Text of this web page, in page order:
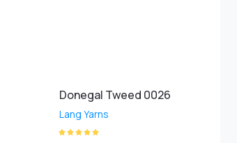
Donegal Tweed 0026
Lang Yarns